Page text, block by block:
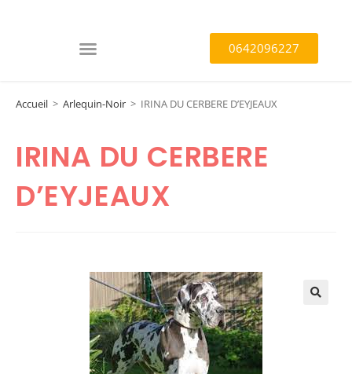
0642096227
Accueil > Arlequin-Noir > IRINA DU CERBERE D’EYJEAUX
IRINA DU CERBERE
D’EYJEAUX